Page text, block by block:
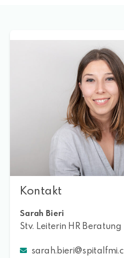
Kontakt
Sarah Bieri
Stv. Leiterin HR Beratung